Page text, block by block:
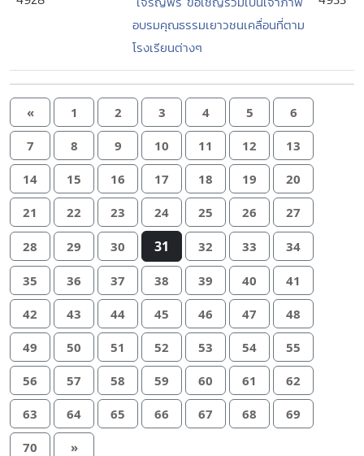
อบรมคุณธรรมเยาวชนเคลื่อนที่ตาม
โรงเรียนต่างๆ
« 1 2 3 4 5 6
7 8 9 10 11 12 13
14 15 16 17 18 19 20
21 22 23 24 25 26 27
28 29 30 31 32 33 34
35 36 37 38 39 40 41
42 43 44 45 46 47 48
49 50 51 52 53 54 55
56 57 58 59 60 61 62
63 64 65 66 67 68 69
70 »